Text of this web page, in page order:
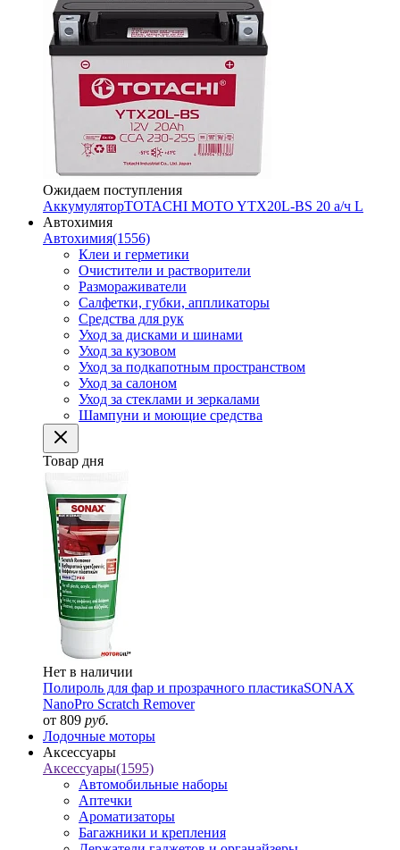
Ожидаем поступления
АккумуляторTOTACHI MOTO YTX20L-BS 20 а/ч L
Автохимия
Автохимия(1556)
Клеи и герметики
Очистители и растворители
Размораживатели
Салфетки, губки, аппликаторы
Средства для рук
Уход за дисками и шинами
Уход за кузовом
Уход за подкапотным пространством
Уход за салоном
Уход за стеклами и зеркалами
Шампуни и моющие средства
Товар дня
Нет в наличии
Полироль для фар и прозрачного пластикаSONAX
NanoPro Scratch Remover
от 809 руб.
Лодочные моторы
Аксессуары
Аксессуары(1595)
Автомобильные наборы
Аптечки
Ароматизаторы
Багажники и крепления